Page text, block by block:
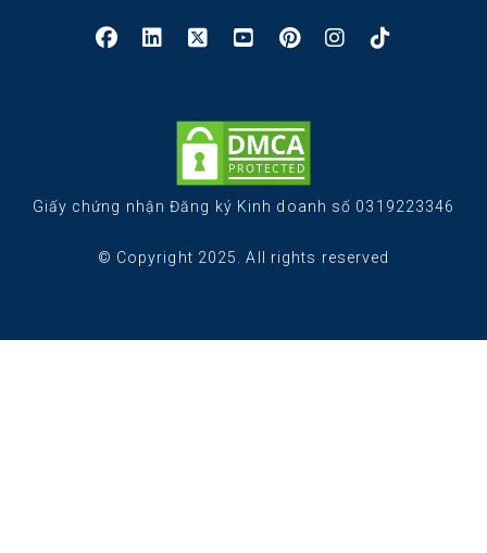
Giấy chứng nhận Đăng ký Kinh doanh số 0319223346
© Copyright 2025. All rights reserved